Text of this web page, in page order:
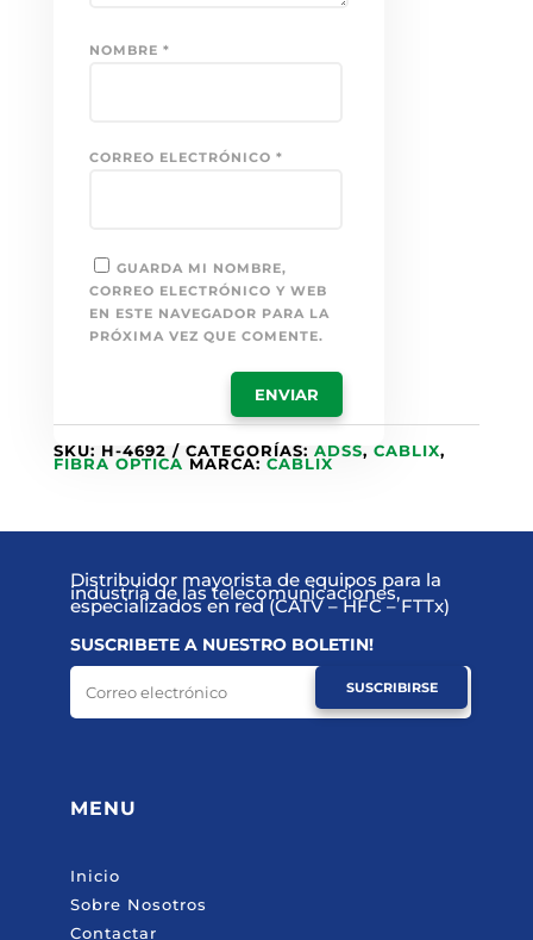
NOMBRE *
CORREO ELECTRÓNICO *
GUARDA MI NOMBRE,
CORREO ELECTRÓNICO Y WEB
EN ESTE NAVEGADOR PARA LA
PRÓXIMA VEZ QUE COMENTE.
SKU: H-4692 CATEGORÍAS: ADSS, CABLIX,
FIBRA OPTICA MARCA: CABLIX
Distribuidor mayorista de equipos para la
industria de las telecomunicaciones,
especializados en red (CATV – HFC – FTTx)
SUSCRIBETE A NUESTRO BOLETIN!
SUSCRIBIRSE
MENU
Inicio
Sobre Nosotros
Contactar